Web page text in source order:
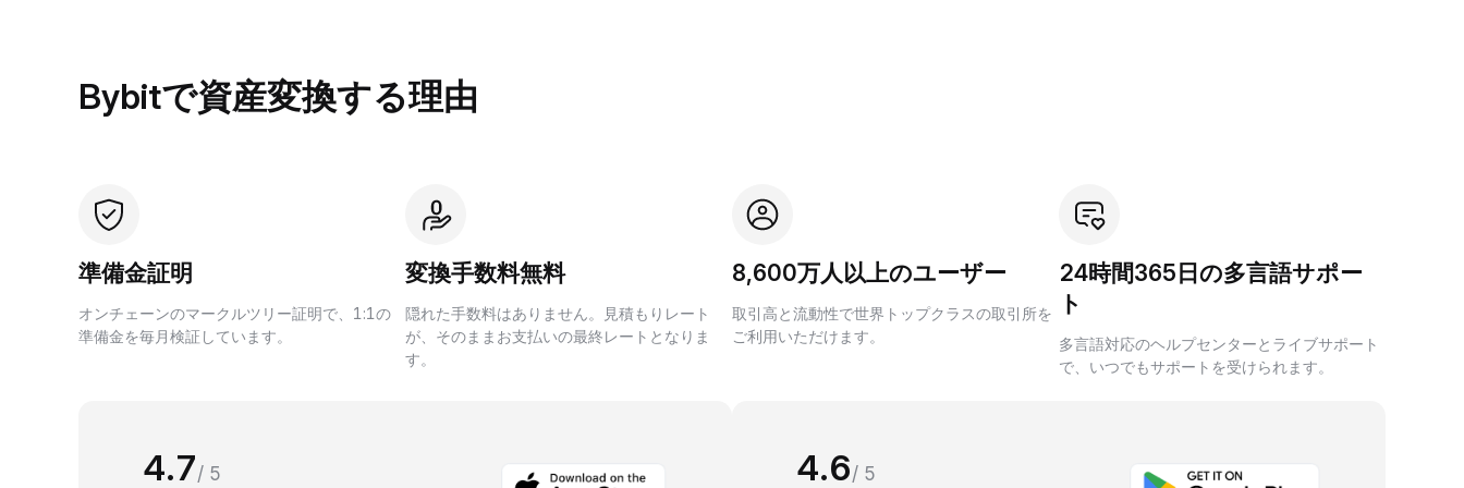
Bybitで資産変換する理由
準備金証明
オンチェーンのマークルツリー証明で、1:1の
準備金を毎月検証しています。
変換手数料無料
隠れた手数料はありません。見積もりレート
が、そのままお支払いの最終レートとなりま
す。
8,600万人以上のユーザー
取引高と流動性で世界トップクラスの取引所を
ご利用いただけます。
24時間365日の多言語サポー
ト
多言語対応のヘルプセンターとライブサポート
で、いつでもサポートを受けられます。
4.7/ 5 4.6/ 5